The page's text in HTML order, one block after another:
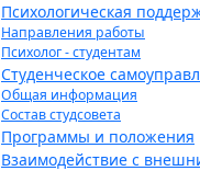
Психологическая
Направления работы
Психолог - студентам
Студенческое
Общая информация
Состав студсовета
Программы и положения
Взаимодействие с